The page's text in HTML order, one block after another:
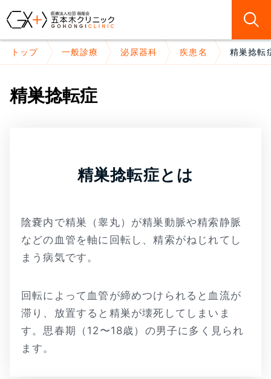
トップ 一般診療 泌尿器科 疾患名 精巣捻転
精巣捻転症
精巣捻転症とは
陰嚢内で精巣（睾丸）が精巣動脈や精索静脈
などの血管を軸に回転し、精索がねじれてし
まう病気です。
回転によって血管が締めつけられると血流が
滞り、放置すると精巣が壊死してしまいま
す。思春期（12〜18歳）の男子に多く見られ
ます。